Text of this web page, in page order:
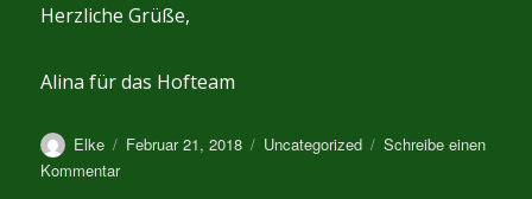
Herzliche Grüße,
Alina für das Hofteam
Autor
Elke
Veröffentlicht
Februar 21, 2018 Kategorien
Uncategorized
Schreibe einen
Kommentarzu